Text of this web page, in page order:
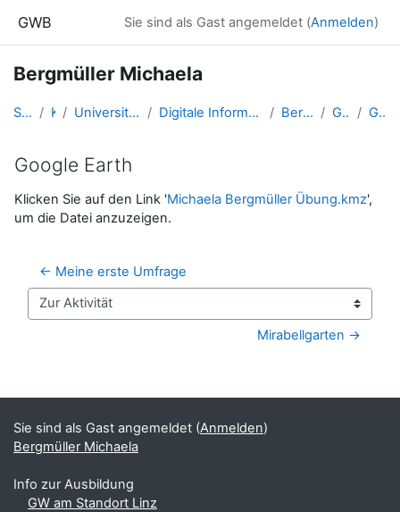
GWB Sie sind als Gast angemeldet (Anmelden)
Bergmüller Michaela
Startseite Kurse Universität Salzburg - 2017 und davor Digitale Information - SS 2016 - Studentische Lernkurse Bergmüller Michaela Google Earth Google Earth
Google Earth
Abschlussbedingungen
Klicken Sie auf den Link 'Michaela Bergmüller Übung.kmz',
um die Datei anzuzeigen.
← Meine erste Umfrage
Zur Aktivität
Mirabellgarten →
Ergänzungsblöcke
Sie sind als Gast angemeldet (Anmelden)
Bergmüller Michaela
Info zur Ausbildung
GW am Standort Linz